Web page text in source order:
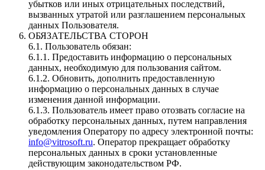
убытков или иных отрицательных последствий,
вызванных утратой или разглашением персональных
данных Пользователя.
ОБЯЗАТЕЛЬСТВА СТОРОН
6.1. Пользователь обязан:
6.1.1. Предоставить информацию о персональных
данных, необходимую для пользования сайтом.
6.1.2. Обновить, дополнить предоставленную
информацию о персональных данных в случае
изменения данной информации.
6.1.3. Пользователь имеет право отозвать согласие на
обработку персональных данных, путем направления
уведомления Оператору по адресу электронной почты:
info@vitrosoft.ru. Оператор прекращает обработку
персональных данных в сроки установленные
действующим законодательством РФ.